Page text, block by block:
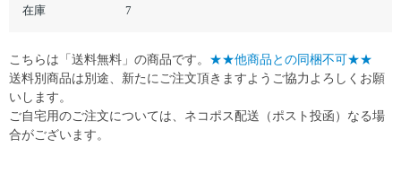
在庫 7
こちらは「送料無料」の商品です。 ★★他商品との同梱不可★★
送料別商品は別途、新たにご注文頂きますようご協力よろしくお願
いします。
ご自宅用のご注文については、ネコポス配送（ポスト投函）なる場
合がございます。